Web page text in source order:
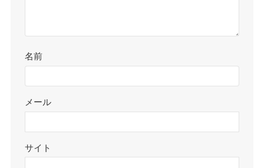
名前
メール
サイト